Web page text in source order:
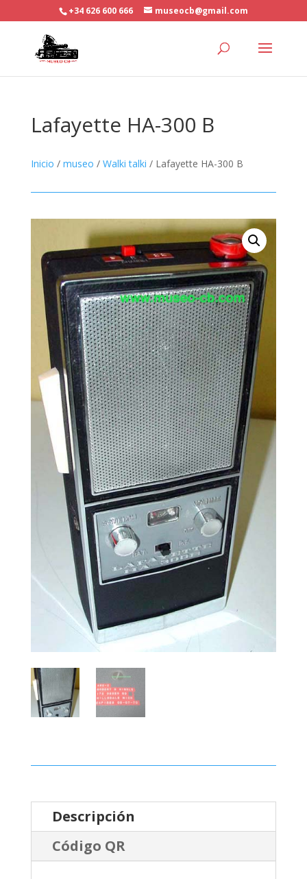
+34 626 600 666 museocb@gmail.com
Lafayette HA-300 B
Inicio / museo / Walki talki / Lafayette HA-300 B
Descripción
Código QR